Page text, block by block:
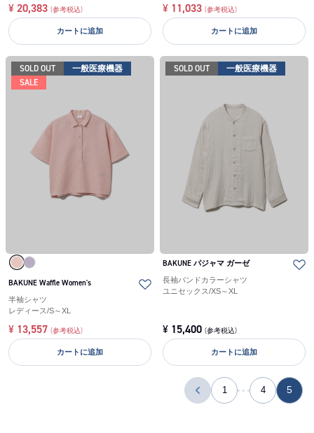
¥ 20,383 (参考税込)
カートに追加
¥ 11,033 (参考税込)
カートに追加
SOLD OUT
一般医療機器
SALE
BAKUNE Waffle Women's
半袖シャツ
レディース/S～XL
¥ 13,557 (参考税込)
カートに追加
SOLD OUT 一般医療機器
BAKUNE パジャマ ガーゼ
長袖バンドカラーシャツ
ユニセックス/XS～XL
¥ 15,400 (参考税込)
カートに追加
1 4 5